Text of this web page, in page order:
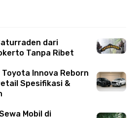
dari
Tanpa Ribet
Innova Reborn
Spesifikasi &
Mobil di